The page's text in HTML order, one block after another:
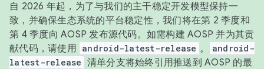
自 2026 年起，为了与我们的主干稳定开发模型保持一
致，并确保生态系统的平台稳定性，我们将在第 2 季度和
第 4 季度向 AOSP 发布源代码。如需构建 AOSP 并为其贡
献代码，请使用 android-latest-release 。
android-
latest-release 清单分支将始终引用推送到 AOSP 的最